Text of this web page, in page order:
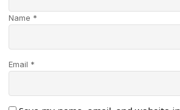
Name *
Email *